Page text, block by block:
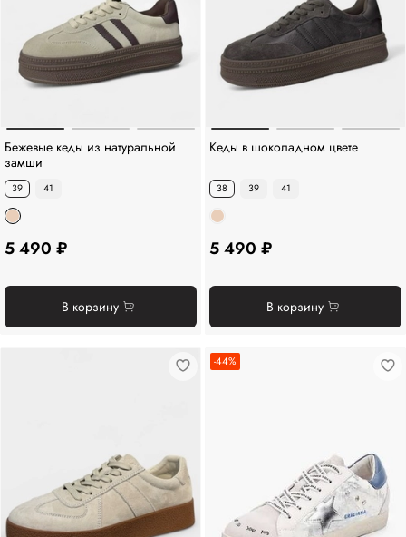
Бежевые кеды из натуральной
замши
39 41
5 490 ₽
В корзину
Кеды в шоколадном цвете
38 39 41
5 490 ₽
В корзину
-44%